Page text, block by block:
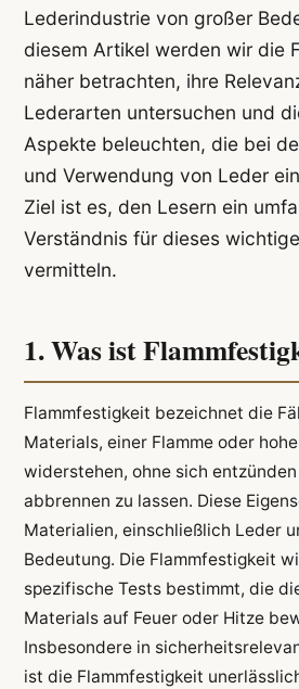
Lederindustrie von großer
diesem Artikel werden wir die
näher betrachten, ihre
Lederarten untersuchen und
Aspekte beleuchten, die bei
und Verwendung von Leder
Ziel ist es, den Lesern ein
Verständnis für dieses
vermitteln.
1. Was ist
Flammfestigkeit bezeichnet die
Materials, einer Flamme oder
widerstehen, ohne sich
abbrennen zu lassen. Diese
Materialien, einschließlich Leder
Bedeutung. Die Flammfestigkeit
spezifische Tests bestimmt, die
Materials auf Feuer oder Hitze
Insbesondere in
ist die Flammfestigkeit